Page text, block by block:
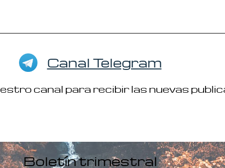
Canal Telegram
canal para recibir las nuevas
Boletín trimestral